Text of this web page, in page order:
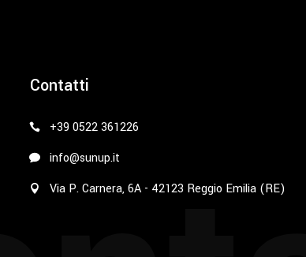
Contatti
+39 0522 361226
info@sunup.it
Via P. Carnera, 6A - 42123 Reggio Emilia (RE)